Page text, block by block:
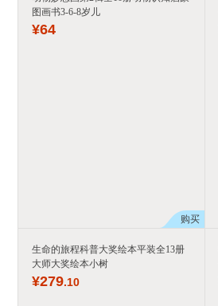
图画书3-6-8岁儿
¥64
购买
生命的旅程科普大奖绘本平装全13册
大师大奖绘本小树
¥279.10